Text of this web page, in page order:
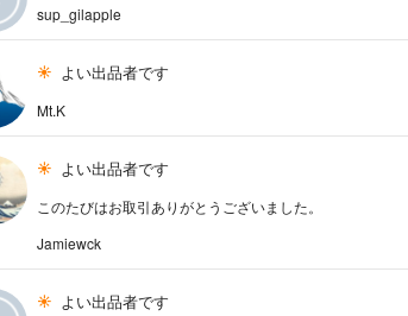
sup_gilapple
よい出品者です
Mt.K
よい出品者です
このたびはお取引ありがとうございました。
Jamiewck
よい出品者です